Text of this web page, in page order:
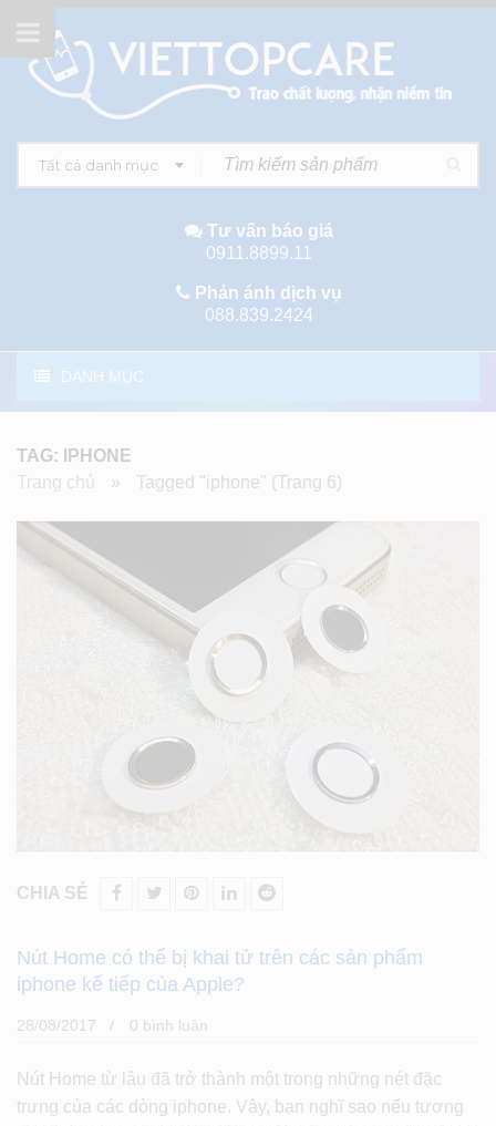
Tất cả danh mục
Tư vấn báo giá
0911.8899.11
Phản ánh dịch vụ
088.839.2424
DANH MỤC
TAG: IPHONE
Trang chủ
» Tagged "iphone" (Trang 6)
CHIA SẺ
Nút Home có thể bị khai tử trên các sản phẩm
iphone kế tiếp của Apple?
28/08/2017 0 bình luân
Nút Home từ lâu đã trở thành một trong những nét đặc
trưng của các dòng iphone. Vậy, bạn nghĩ sao nếu tương